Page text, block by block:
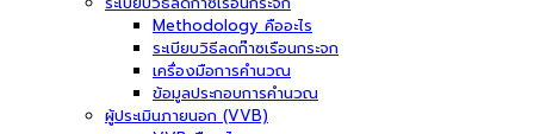
Methodology คืออะไร
ระเบียบวิธีลดก๊าซเรือนกระจก
เครื่องมือการคำนวณ
ข้อมูลประกอบการคำนวณ
ผู้ประเมินภายนอก (VVB)